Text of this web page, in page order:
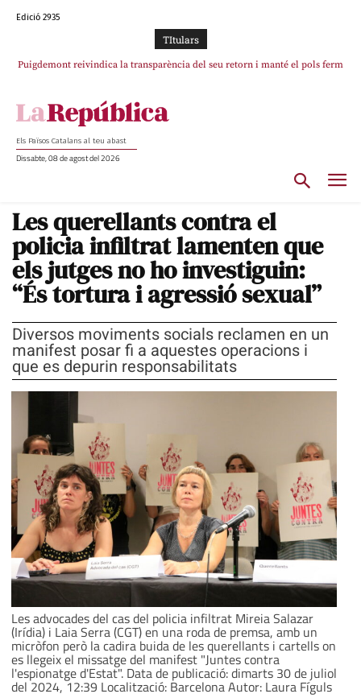
Edició 2935
TItulars
Puigdemont reivindica la transparència del seu retorn i manté el pols ferm
Portugal acusa Espanya de provocar un “efecte crida” massiu per la seva
Els Països Catalans al teu abast
Dissabte, 08 de agost del 2026
Les querellants contra el
policia infiltrat lamenten que
els jutges no ho investiguin:
“És tortura i agressió sexual”
Diversos moviments socials reclamen en un
manifest posar fi a aquestes operacions i
que es depurin responsabilitats
Les advocades del cas del policia infiltrat Mireia Salazar
(Irídia) i Laia Serra (CGT) en una roda de premsa, amb un
micròfon però la cadira buida de les querellants i cartells on
es llegeix el missatge del manifest "Juntes contra
l'espionatge d'Estat". Data de publicació: dimarts 30 de juliol
del 2024, 12:39 Localització: Barcelona Autor: Laura Fíguls